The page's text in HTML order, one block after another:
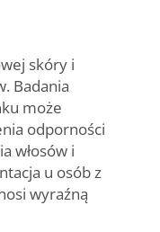
skóry i
Badania
może
odporności
włosów i
u osób z
wyraźną